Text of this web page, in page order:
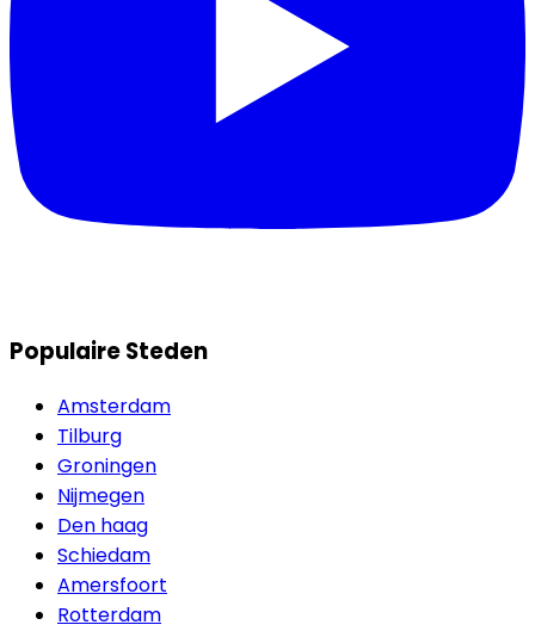
Populaire Steden
Amsterdam
Tilburg
Groningen
Nijmegen
Den haag
Schiedam
Amersfoort
Rotterdam